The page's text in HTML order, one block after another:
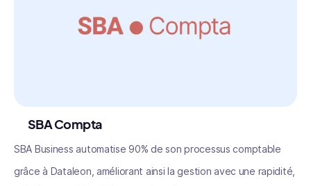
SBA Compta
SBA Business automatise 90% de son processus comptable
grâce à Dataleon, améliorant ainsi la gestion avec une rapidité,